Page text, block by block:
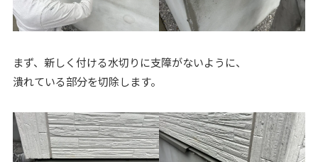
まず、新しく付ける水切りに支障がないように、
潰れている部分を切除します。